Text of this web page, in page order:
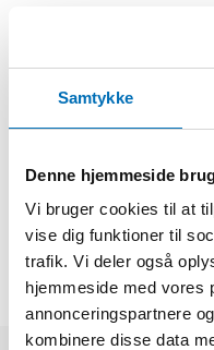
Samtykke
Denne hjemmeside
Vi bruger cookies til at
vise dig funktioner til
trafik. Vi deler også
hjemmeside med vores
annonceringspartnere
kombinere disse data
– Vi behöver vara mer
DEL